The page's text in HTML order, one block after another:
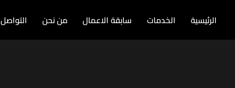
الرئيسية الخدمات سابقة الاعمال من نحن التواصل